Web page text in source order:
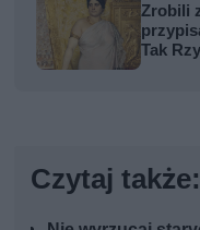
Zrobili
Tak
Czytaj także: